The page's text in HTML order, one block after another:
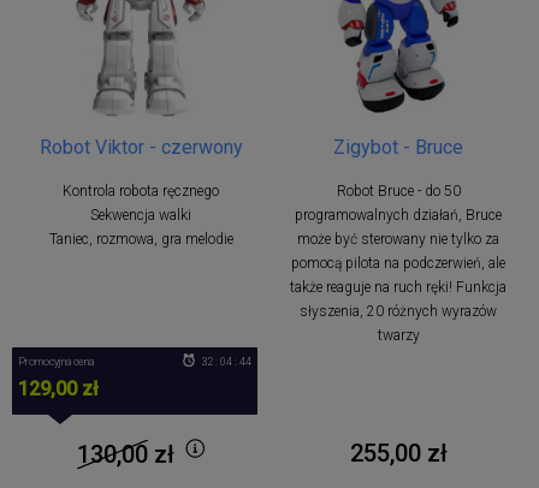
Robot Viktor - czerwony
Kontrola robota ręcznego
Sekwencja walki
Taniec, rozmowa, gra melodie
Promocyjna cena
129,00 zł
32 : 04 : 43
130,00zł
Zigybot - Bruce
Robot Bruce - do 50
programowalnych działań, Bruce
może być sterowany nie tylko za
pomocą pilota na podczerwień, ale
także reaguje na ruch ręki! Funkcja
słyszenia, 20 różnych wyrazów
twarzy
255,00 zł